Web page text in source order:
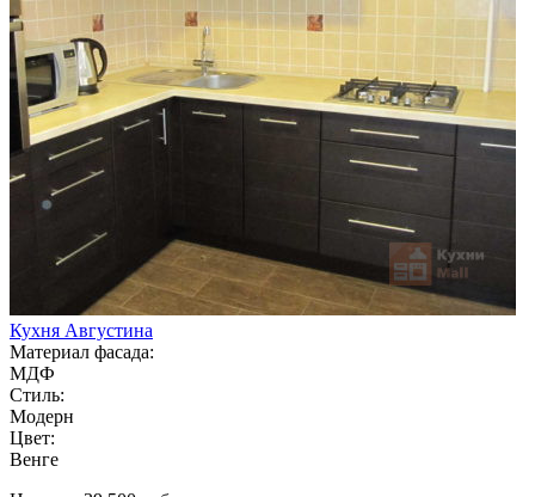
Кухня Августина
Материал фасада:
МДФ
Стиль:
Модерн
Цвет:
Венге